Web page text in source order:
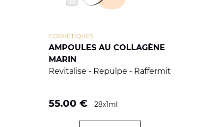
AMPOULES AU COLLAGÈNE
MARIN
COSMETIQUES
Revitalise - Repulpe - Raffermit
55.00 € 28x1ml